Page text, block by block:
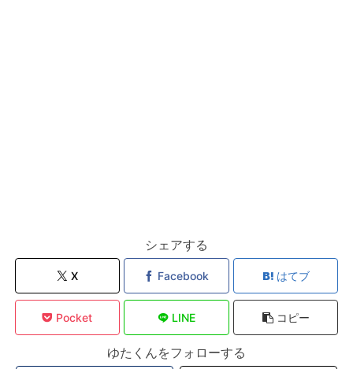
シェアする
X Facebook はてブ
Pocket LINE コピー
ゆたくんをフォローする